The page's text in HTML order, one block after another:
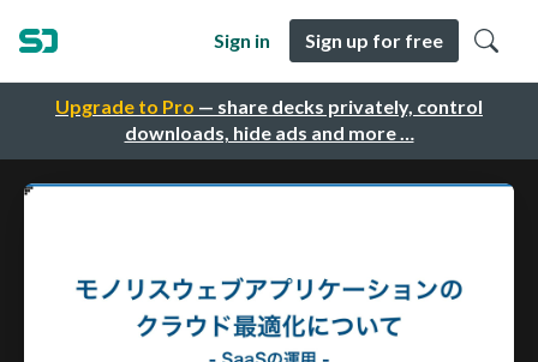
Upgrade to Pro — share decks privately, control
downloads, hide ads and more …
Sign in Sign up for free